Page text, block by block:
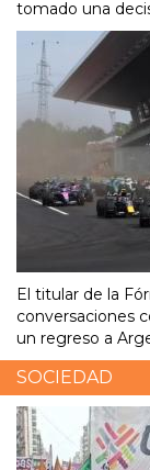
tomado una
El titular de la
conversaciones
un regreso a
SOCIEDAD